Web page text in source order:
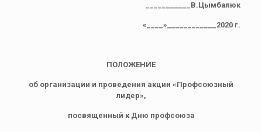
­­­­­­­­­­­­­­­­­­­­___________В.Цымбалюк
«____»____________2020 г.
ПОЛОЖЕНИЕ
об организации и проведения акции «Профсоюзный
лидер»,
посвященный к Дню профсоюза